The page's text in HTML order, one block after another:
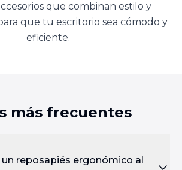
que combinan estilo y
que tu escritorio sea cómodo y
eficiente.
más frecuentes
un reposapiés ergonómico al